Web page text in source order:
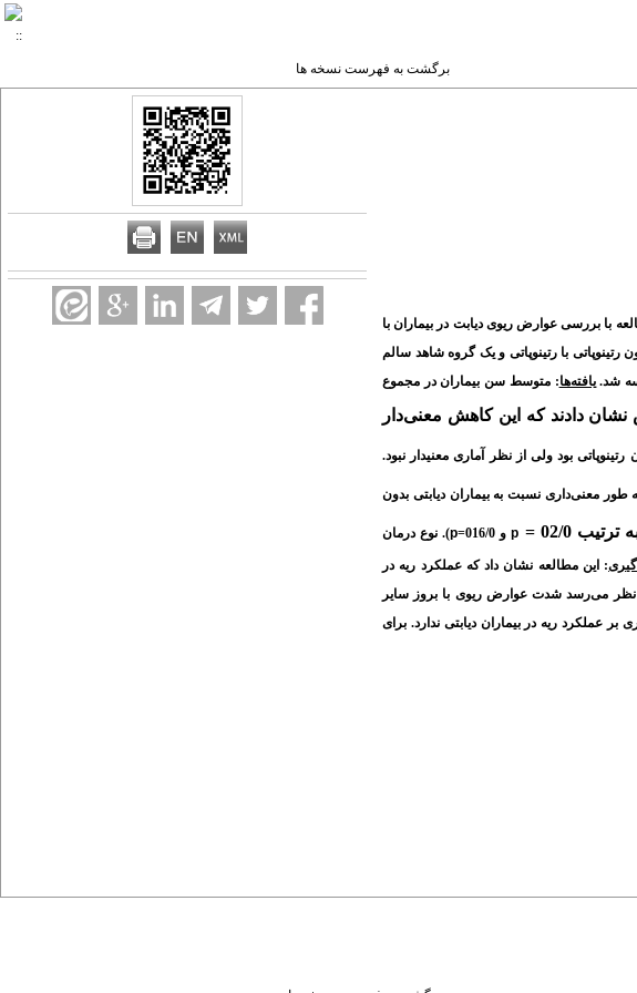
برگشت به فهرست نسخه ها
با بررسی عوارض ریوی دیابت در بیماران با
به روش مقطعی در 3 گروه 33 نفره مشتمل بر بیماران دیابتی نوع 2 بدون رتینوپاتی با رتینوپاتی و یک گروه شاهد سالم
شد.یافته‌ها: متوسط سن بیماران در مجموع
نشان دادند که این کاهش معنی‌دار
رتینوپاتی بود ولی از نظر آماری معنی­دار نبود.
طور معنی‌داری نسبت به بیماران دیابتی بدون
02/0 =
pو 016/0= p). نوع درمان
: این مطالعه نشان داد که عملکرد ریه در
نظر می‌رسد شدت عوارض ریوی با بروز سایر
عملکرد ریه در بیماران دیابتی ندارد. برای